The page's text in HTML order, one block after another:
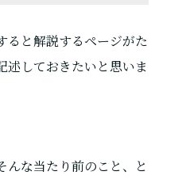
ると解説するページがた
述しておきたいと思いま
な当たり前のこと、と